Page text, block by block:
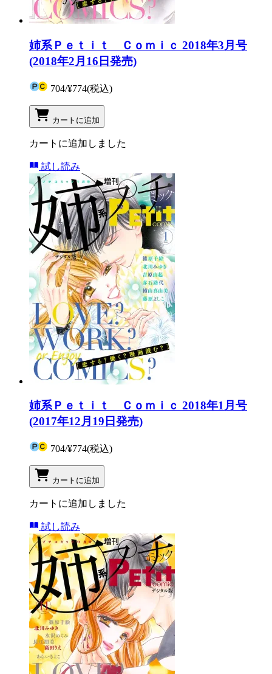
姉系Ｐｅｔｉｔ Ｃｏｍｉｃ 2018年3月号
(2018年2月16日発売)
704/¥774(税込)
カートに追加
カートに追加しました
試し読み
姉系Ｐｅｔｉｔ Ｃｏｍｉｃ 2018年1月号
(2017年12月19日発売)
704/¥774(税込)
カートに追加
カートに追加しました
試し読み